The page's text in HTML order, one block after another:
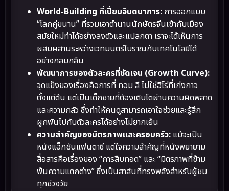
World-Building ที่เปี่ยมจินตนาการ: การออกแบบ
“โลกคู่ขนาน” ที่รวมเอาตำนานนักษัตรจีนเข้ากับเมือง
สมัยใหม่ทำได้อย่างลงตัวและแปลกตา เราจะได้เห็นการ
ผสมผสานระหว่างเวทมนตร์โบราณกับเทคโนโลยีได้
อย่างกลมกลืน
พัฒนาการของตัวละครที่ชัดเจน (Growth Curve):
จุดแข็งของเรื่องคือการที่ ทอม ลี ไม่ใช่ฮีโร่ที่เก่งกาจ
ตั้งแต่ต้น แต่เป็นเด็กชายที่ต้องเติบโตผ่านความผิดพลาด
และความกลัว ซึ่งทำให้คนดูสามารถเอาใจช่วยและรู้สึก
ผูกพันไปกับตัวละครได้อย่างไม่ยากเย็น
ความสำคัญของมิตรภาพและครอบครัว: แม้จะเป็น
หนังแอ็กชันแฟนตาซี แต่ใจความสำคัญที่หนังพยายาม
สื่อสารคือเรื่องของ “การสืบทอด” และ “มิตรภาพที่ข้าม
พ้นความแตกต่าง” ซึ่งเป็นสาส์นที่ทรงพลังสำหรับผู้ชม
ทุกช่วงวัย